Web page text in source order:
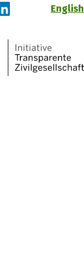
English